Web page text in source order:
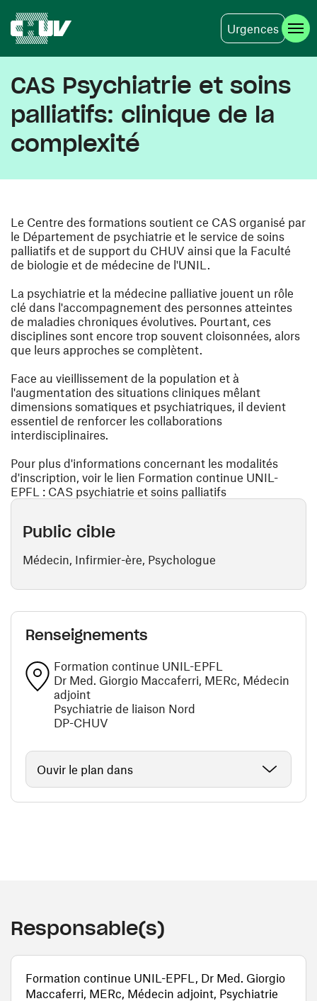
Urgences
CAS Psychiatrie et soins
palliatifs: clinique de la
complexité
Le Centre des formations soutient ce CAS organisé par
le Département de psychiatrie et le service de soins
palliatifs et de support du CHUV ainsi que la Faculté
de biologie et de médecine de l'UNIL.
La psychiatrie et la médecine palliative jouent un rôle
clé dans l'accompagnement des personnes atteintes
de maladies chroniques évolutives. Pourtant, ces
disciplines sont encore trop souvent cloisonnées, alors
que leurs approches se complètent.
Face au vieillissement de la population et à
l'augmentation des situations cliniques mêlant
dimensions somatiques et psychiatriques, il devient
essentiel de renforcer les collaborations
interdisciplinaires.
Pour plus d'informations concernant les modalités
d'inscription, voir le lien Formation continue UNIL-
EPFL : CAS psychiatrie et soins palliatifs
Public cible
Médecin, Infirmier-ère, Psychologue
Renseignements
Formation continue UNIL-EPFL
Dr Med. Giorgio Maccaferri, MERc, Médecin
adjoint
Psychiatrie de liaison Nord
DP-CHUV
Ouvir le plan dans
Responsable(s)
Formation continue UNIL-EPFL, Dr Med. Giorgio
Maccaferri, MERc, Médecin adjoint, Psychiatrie